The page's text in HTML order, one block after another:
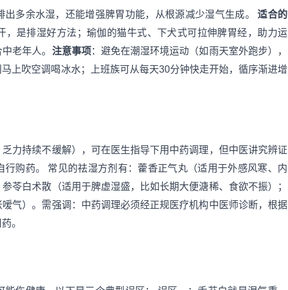
出多余水湿，还能增强脾胃功能，从根源减少湿气生成。适合的
，是排湿好方法；瑜伽的猫牛式、下犬式可拉伸脾胃经，助力运
老年人。 注意事项 ：避免在潮湿环境运动（如雨天室外跑步），
上吹空调喝冰水；上班族可从每天30分钟快走开始，循序渐进增
力持续不缓解），可在医生指导下用中药调理，但中医讲究辨证
购药。 常见的祛湿方剂有：藿香正气丸（适用于外感风寒、内
苓白术散（适用于脾虚湿盛，比如长期大便溏稀、食欲不振）；
气）。需强调：中药调理必须经正规医疗机构中医师诊断，根据
。